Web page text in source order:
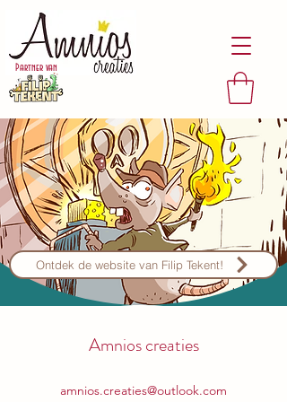
Partner van
Ontdek de website van Filip Tekent!
Amnios creaties
amnios.creaties@outlook.com